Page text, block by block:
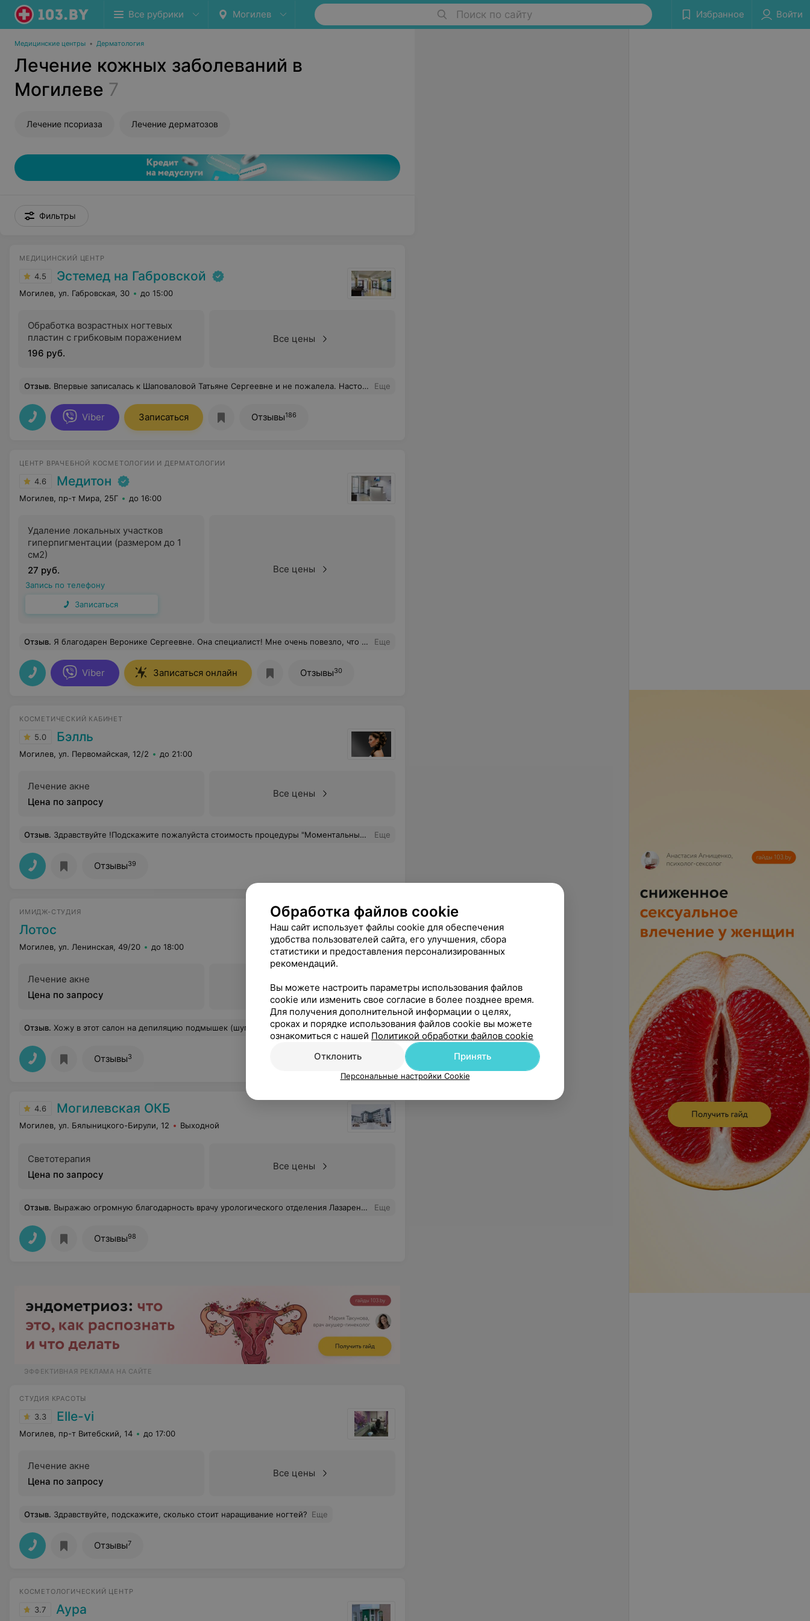
Все рубрики Могилев Поиск по сайту Избранное Войти
Медицинские центры • Дерматология
Лечение кожных заболеваний в
Могилеве 7
Лечение псориаза Лечение дерматозов
Фильтры
МЕДИЦИНСКИЙ ЦЕНТР
4.5 Эстемед на Габровской
Могилев, ул. Габровская, 30 до 15:00
Обработка возрастных ногтевых
пластин с грибковым поражением
196 руб.
Все цены
Отзыв. Впервые записалась к Шаповаловой Татьяне Сергеевне и не пожалела. Настоящий профессионал своего дела, я осталась довольна! Рекомендую! Еще
Viber Записаться Отзывы186
ЦЕНТР ВРАЧЕБНОЙ КОСМЕТОЛОГИИ И ДЕРМАТОЛОГИИ
4.6 Медитон
Могилев, пр-т Мира, 25Г до 16:00
Удаление локальных участков
гиперпигментации (размером до 1
см2)
27 руб.
Запись по телефону
Записаться
Все цены
Отзыв. Я благодарен Веронике Сергеевне. Она специалист! Мне очень повезло, что она стала моим врачом. Большое спасибо за все. Спасибо доктор. Спасибо за отличное лечение, а также за дружелюбный персонал. Еще
Viber Записаться онлайн Отзывы30
КОСМЕТИЧЕСКИЙ КАБИНЕТ
5.0 Бэлль
Могилев, ул. Первомайская, 12/2 до 21:00
Лечение акне
Цена по запросу
Все цены
Отзыв. Здравствуйте !Подскажите пожалуйста стоимость процедуры "Моментальный загар?И сколько по времени длится? Еще
Отзывы39
ИМИДЖ-СТУДИЯ
Лотос
Могилев, ул. Ленинская, 49/20 до 18:00
Лечение акне
Цена по запросу
Все цены
Отзыв. Хожу в этот салон на депиляцию подмышек (шугаринг) касметолог просто от Бога. Делала еще стрижку и пойду еще на маникюр и чистку лица, всем осталась довольна.. Еще
Отзывы3
4.6 Могилевская ОКБ
Могилев, ул. Бялыницкого-Бирули, 12 Выходной
Светотерапия
Цена по запросу
Все цены
Отзыв. Выражаю огромную благодарность врачу урологического отделения Лазаренко Тимофею Александровичу за внимательное отношение к пациенту и профессионализм. Побольше бы таких врачей!) Еще
Отзывы98
ЭФФЕКТИВНАЯ РЕКЛАМА НА САЙТЕ
СТУДИЯ КРАСОТЫ
3.3 Elle-vi
Могилев, пр-т Витебский, 14 до 17:00
Лечение акне
Цена по запросу
Все цены
Отзыв. Здравствуйте, подскажите, сколько стоит наращивание ногтей? Еще
Отзывы7
КОСМЕТОЛОГИЧЕСКИЙ ЦЕНТР
3.7 Аура
Обработка файлов cookie
Наш сайт использует файлы cookie для обеспечения
удобства пользователей сайта, его улучшения, сбора
статистики и предоставления персонализированных
рекомендаций.
Вы можете настроить параметры использования файлов
cookie или изменить свое согласие в более позднее время.
Для получения дополнительной информации о целях,
сроках и порядке использования файлов cookie вы можете
ознакомиться с нашей Политикой обработки файлов cookie
Отклонить
Принять
Персональные настройки Cookie